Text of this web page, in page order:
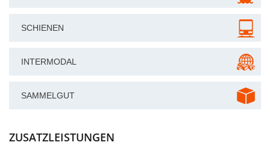
SCHIENEN
INTERMODAL
SAMMELGUT
ZUSATZLEISTUNGEN